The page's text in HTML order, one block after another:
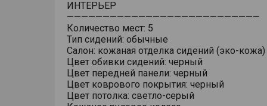
ИНТЕРЬЕР
———————————————————————————
Количество мест: 5
Тип сидений: обычные
Салон: кожаная отделка сидений (эко-кожа)
Цвет обивки сидений: черный
Цвет передней панели: черный
Цвет коврового покрытия: черный
Цвет потолка: светло-серый